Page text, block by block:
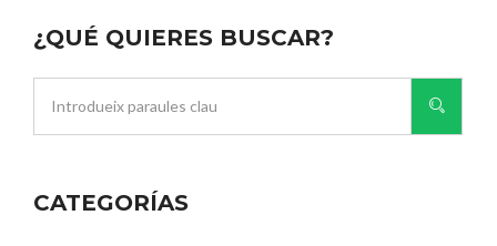
¿QUÉ QUIERES BUSCAR?
CATEGORÍAS